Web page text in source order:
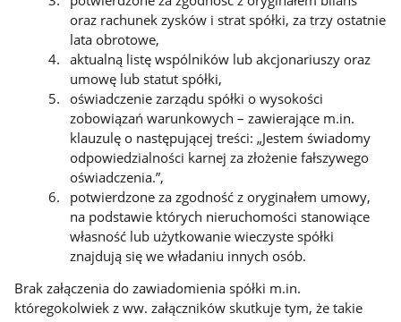
oraz rachunek zysków i strat spółki, za trzy ostatnie
lata obrotowe,
aktualną listę wspólników lub akcjonariuszy oraz
umowę lub statut spółki,
oświadczenie zarządu spółki o wysokości
zobowiązań warunkowych – zawierające m.in.
klauzulę o następującej treści: „Jestem świadomy
odpowiedzialności karnej za złożenie fałszywego
oświadczenia.”,
potwierdzone za zgodność z oryginałem umowy,
na podstawie których nieruchomości stanowiące
własność lub użytkowanie wieczyste spółki
znajdują się we władaniu innych osób.
Brak załączenia do zawiadomienia spółki m.in.
któregokolwiek z ww. załączników skutkuje tym, że takie